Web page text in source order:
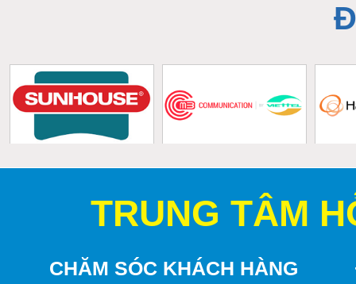
TRUNG TÂM
CHĂM SÓC KHÁCH HÀNG